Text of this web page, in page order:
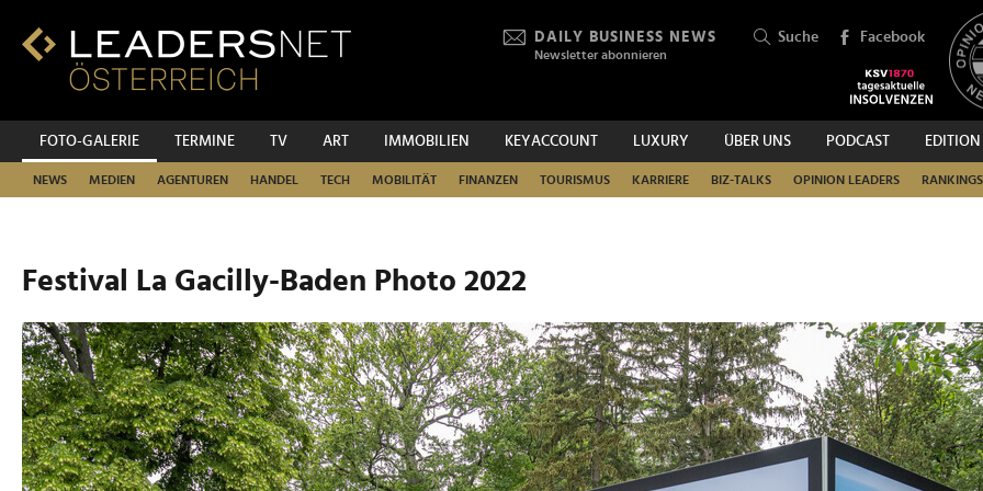
Inhalt
Fußzeilen-
Hauptnavigation
DAILY BUSINESS NEWS
Newsletter abonnieren
Suche Facebook
FOTO-GALERIE TERMINE TV ART IMMOBILIEN KEYACCOUNT LUXURY ÜBER UNS PODCAST EDITION
NEWS MEDIEN AGENTUREN HANDEL TECH MOBILITÄT FINANZEN TOURISMUS KARRIERE BIZ-TALKS OPINION LEADERS RANKINGS
SUCHEN
Festival La Gacilly-Baden Photo 2022